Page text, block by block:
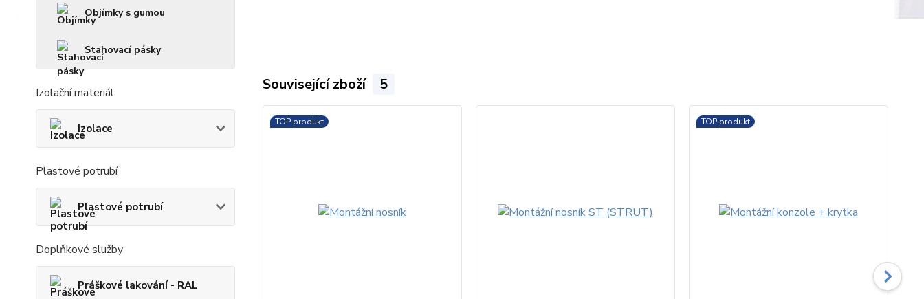
Objímky s gumou
Stahovací pásky
Izolační materiál
Izolace
Plastové potrubí
Plastové potrubí
Doplňkové služby
Práškové lakování - RAL
Související zboží 5
TOP produkt TOP produkt